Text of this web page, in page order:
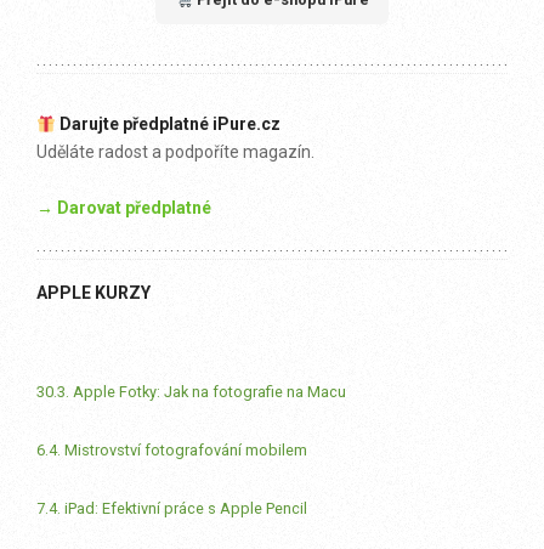
Darujte předplatné iPure.cz
Uděláte radost a podpoříte magazín.
→ Darovat předplatné
APPLE KURZY
30.3. Apple Fotky: Jak na fotografie na Macu
6.4. Mistrovství fotografování mobilem
7.4. iPad: Efektivní práce s Apple Pencil